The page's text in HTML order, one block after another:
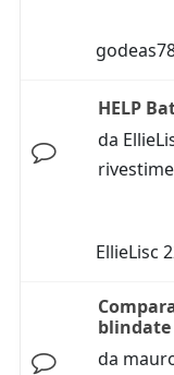
HELP
da
EllieLisc
blindate
da